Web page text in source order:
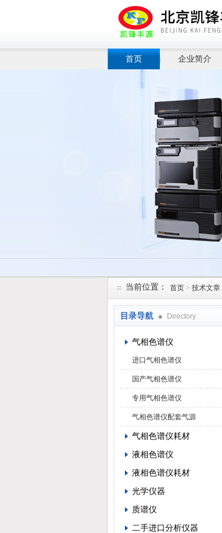
首页 企业简介
当前位置： 首页 > 技术文章
目录导航 Directory
气相色谱仪
进口气相色谱仪
国产气相色谱仪
专用气相色谱仪
气相色谱仪配套气源
气相色谱仪耗材
液相色谱仪
液相色谱仪耗材
光学仪器
质谱仪
二手进口分析仪器